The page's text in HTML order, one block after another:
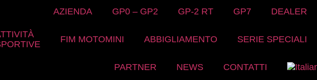
AZIENDA GP0 – GP2 GP-2 RT GP7 DEALER
FIM MOTOMINI ABBIGLIAMENTO SERIE SPECIALI
PARTNER NEWS CONTATTI